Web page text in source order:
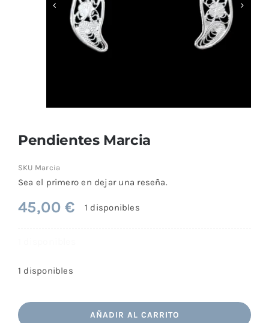
Pendientes Marcia
SKU Marcia
Sea el primero en dejar una reseña.
45,00€ 1 disponibles
1 disponibles
AÑADIR AL CARRITO